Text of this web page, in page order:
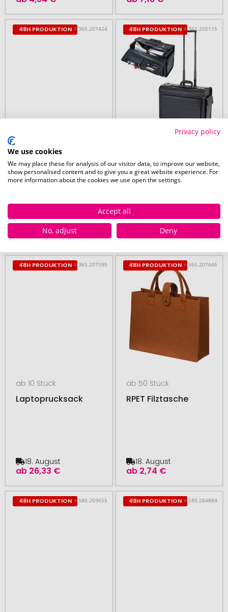
48H PRODUKTION # 365.207424
ab 25 Stück
Laptoptasche
5,60 €
18. August
48H PRODUKTION # 365.205115
Akten-/Pilotenkoffer
Trolley aus
Kunstleder
68,75 €
18. August
48H PRODUKTION # 365.207595
ab 10 Stück
Laptoprucksack
ab 26,33 €
18. August
48H PRODUKTION # 365.207646
ab 50 Stück
RPET Filztasche
ab 2,74 €
18. August
48H PRODUKTION # 580.269655 48H PRODUKTION # 580.284884
Privacy policy
We use cookies
We may place these for analysis of our visitor data, to improve our website,
show personalised content and to give you a great website experience. For
more information about the cookies we use open the settings.
Accept all
No, adjust
Deny